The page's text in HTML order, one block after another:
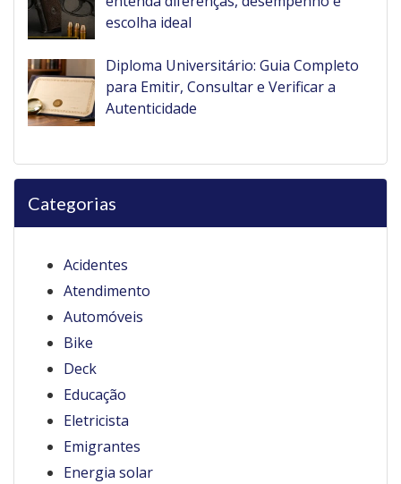
escolha ideal
Diploma Universitário: Guia Completo
para Emitir, Consultar e Verificar a
Autenticidade
Categorias
Acidentes
Atendimento
Automóveis
Bike
Deck
Educação
Eletricista
Emigrantes
Energia solar